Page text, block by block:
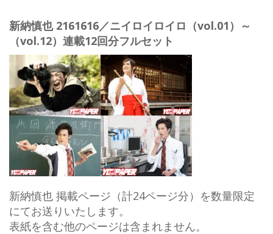
新納慎也 2161616／ニイロイロイロ（vol.01）～
（vol.12）連載12回分フルセット
新納慎也 掲載ページ（計24ページ分）を数量限定
にてお送りいたします。
表紙を含む他のページは含まれません。